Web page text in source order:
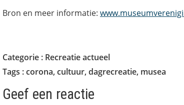
Bron en meer informatie:
Categorie : Recreatie actueel
Tags :corona, cultuur, dagrecreatie, musea
Geef een reactie